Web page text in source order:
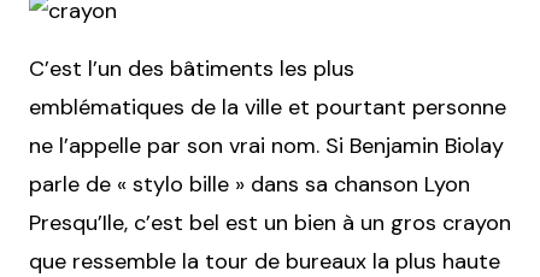
C’est l’un des bâtiments les plus
emblématiques de la ville et pourtant personne
ne l’appelle par son vrai nom. Si Benjamin Biolay
parle de « stylo bille » dans sa chanson Lyon
Presqu’Ile, c’est bel est un bien à un gros crayon
que ressemble la tour de bureaux la plus haute